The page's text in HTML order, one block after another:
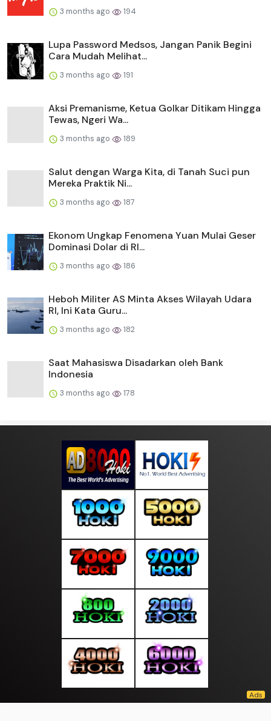
3 months ago 194
Lupa Password Medsos, Jangan Panik Begini
Cara Mudah Melihat...
3 months ago 191
Aksi Premanisme, Ketua Golkar Ditikam Hingga
Tewas, Ngeri Wa...
3 months ago 189
Salut dengan Warga Kita, di Tanah Suci pun
Mereka Praktik Ni...
3 months ago 187
Ekonom Ungkap Fenomena Yuan Mulai Geser
Dominasi Dolar di RI...
3 months ago 186
Heboh Militer AS Minta Akses Wilayah Udara
RI, Ini Kata Guru...
3 months ago 182
Saat Mahasiswa Disadarkan oleh Bank
Indonesia
3 months ago 178